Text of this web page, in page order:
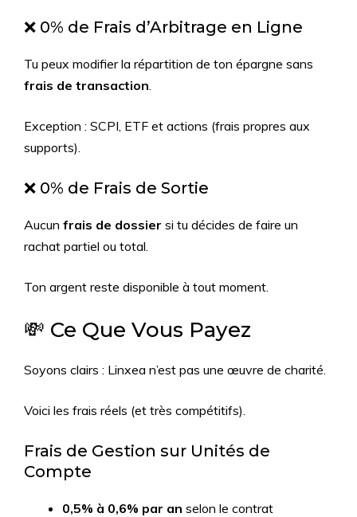
❌ 0% de Frais d’Arbitrage en Ligne
Tu peux modifier la répartition de ton épargne sans
frais de transaction
Exception : SCPI, ETF et actions (frais propres aux
supports).
❌ 0% de Frais de Sortie
Aucun frais de dossier si tu décides de faire un
rachat partiel ou total.
Ton argent reste disponible à tout moment.
💸 Ce Que Vous Payez
Soyons clairs : Linxea n’est pas une œuvre de charité.
Voici les frais réels (et très compétitifs).
Frais de Gestion sur Unités de
Compte
0,5% à 0,6% par an selon le contrat